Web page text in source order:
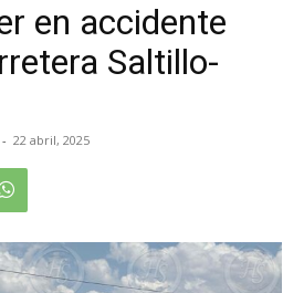
en accidente
Saltillo-
- 22 abril, 2025